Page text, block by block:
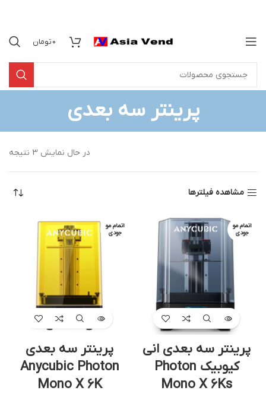
0تومان
پرینتر سه بعدی
در حال نمایش 3 نتیجه
مشاهده فیلترها
اتمام مو
جودی
پرینتر سه بعدی انی
کیوبیک Photon
Mono X 6Ks
اتمام مو
جودی
پرینتر سه بعدی
Anycubic Photon
Mono X 6K